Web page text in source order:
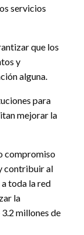
servicios
que los
y
alguna.
para
mejorar la
compromiso
contribuir al
toda la red
la
millones de